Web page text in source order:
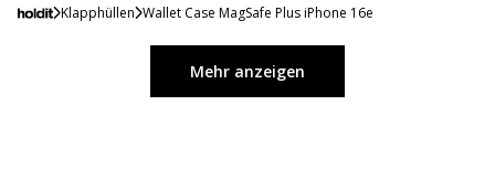
Klapphüllen Wallet Case MagSafe Plus iPhone 16e
Mehr anzeigen